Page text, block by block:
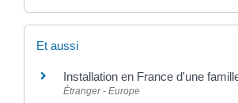
Et aussi
Installation en France d'une
Étranger - Europe